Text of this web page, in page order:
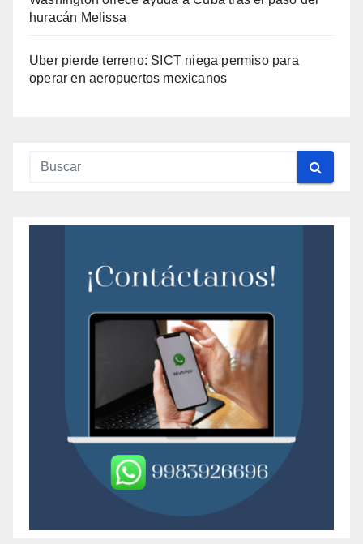
huracán Melissa
Uber pierde terreno: SICT niega permiso para
operar en aeropuertos mexicanos